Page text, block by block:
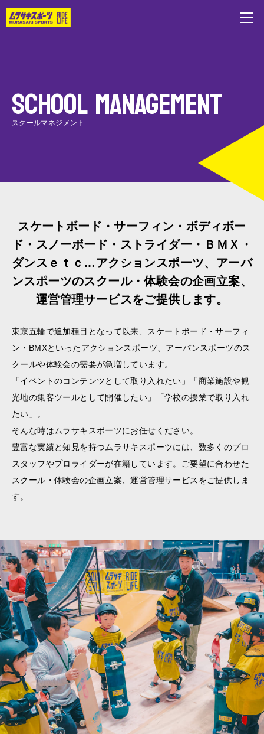
SCHOOL MANAGEMENT
スクールマネジメント
スケートボード・サーフィン・ボディボー
ド・スノーボード・ストライダー・ＢＭＸ・
ダンスｅｔｃ…アクションスポーツ、アーバ
ンスポーツのスクール・体験会の企画立案、
運営管理サービスをご提供します。
東京五輪で追加種目となって以来、スケートボード・サーフィ
ン・BMXといったアクションスポーツ、アーバンスポーツのス
クールや体験会の需要が急増しています。
「イベントのコンテンツとして取り入れたい」「商業施設や観
光地の集客ツールとして開催したい」「学校の授業で取り入れ
たい」。
そんな時はムラサキスポーツにお任せください。
豊富な実績と知見を持つムラサキスポーツには、数多くのプロ
スタッフやプロライダーが在籍しています。ご要望に合わせた
スクール・体験会の企画立案、運営管理サービスをご提供しま
す。